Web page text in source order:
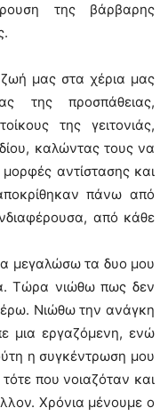
της βάρβαρης
μας στα χέρια μας
της προσπάθειας,
της γειτονιάς,
καλώντας τους να
μορφές αντίστασης και
πάνω από
από κάθε
μεγαλώσω τα δυο μου
Τώρα νιώθω πως δεν
Νιώθω την ανάγκη
μια εργαζόμενη, ενώ
η συγκέντρωση μου
τότε που νοιαζόταν και
Χρόνια μένουμε ο